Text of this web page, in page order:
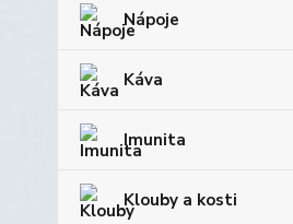
Nápoje
Káva
Imunita
Klouby a kosti